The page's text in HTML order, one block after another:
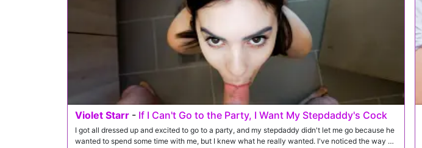
Violet Starr - If I Can't Go to the Party, I Want My Stepdaddy's Cock
I got all dressed up and excited to go to a party, and my stepdaddy didn't let me go because he
wanted to spend some time with me, but I knew what he really wanted. I've noticed the way he